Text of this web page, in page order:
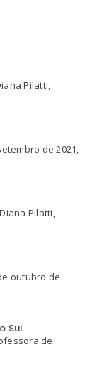
Pilatti,
de 2021,
Pilatti,
outubro de
Sul
de